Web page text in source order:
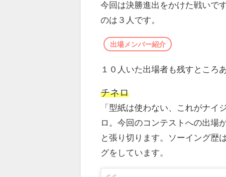
今回は決勝進出をかけた戦いで
のは３人です。
出場メンバー紹介
１０人いた出場者も残すところ
チネロ
「型紙は使わない、これがナイ
ロ。今回のコンテストへの出場
と張り切ります。ソーイング歴
グをしています。